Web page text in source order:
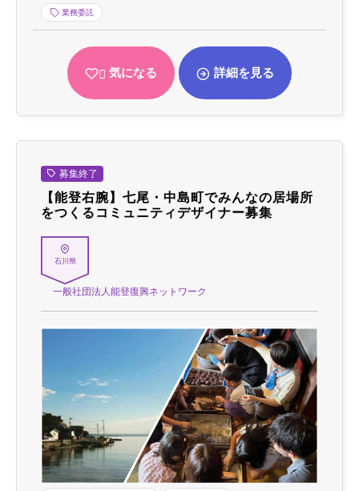
業務委託
気になる 詳細を見る
募集終了
【能登右腕】七尾・中島町でみんなの居場所
をつくるコミュニティデザイナー募集
石川県
一般社団法人能登復興ネットワーク